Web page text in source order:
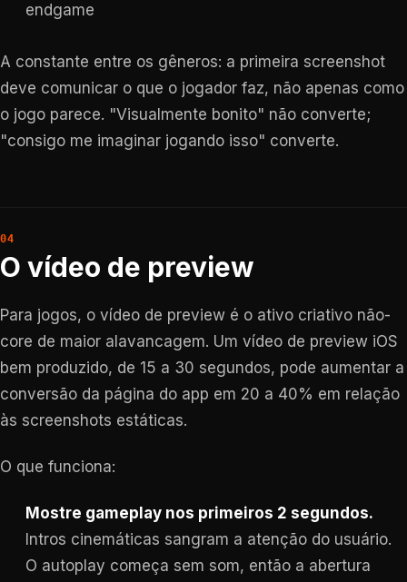
endgame
A constante entre os gêneros: a primeira screenshot
deve comunicar o que o jogador faz, não apenas como
o jogo parece. "Visualmente bonito" não converte;
"consigo me imaginar jogando isso" converte.
O vídeo de preview
Para jogos, o vídeo de preview é o ativo criativo não-
core de maior alavancagem. Um vídeo de preview iOS
bem produzido, de 15 a 30 segundos, pode aumentar a
conversão da página do app em 20 a 40% em relação
às screenshots estáticas.
O que funciona:
Mostre gameplay nos primeiros 2 segundos.
Intros cinemáticas sangram a atenção do usuário.
O autoplay começa sem som, então a abertura